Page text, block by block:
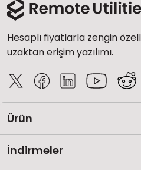
Hesaplı fiyatlarla zengin
uzaktan erişim yazılımı.
Ürün
İndirmeler